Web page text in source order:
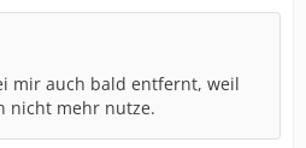
mir auch bald entfernt, weil
nicht mehr nutze.